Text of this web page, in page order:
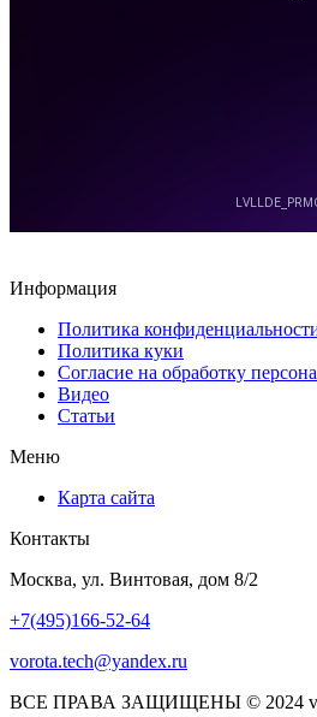
Информация
Политика
Политика куки
Согласие на обработку
Видео
Статьи
Меню
Карта сайта
Контакты
Москва, ул. Винтовая, дом 8/2
+7(495)166-52-64
vorota.tech@yandex.ru
ВСЕ ПРАВА ЗАЩИЩЕНЫ © 2024